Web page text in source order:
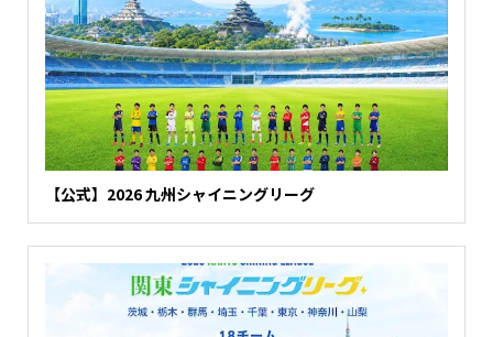
【公式】2026 九州シャイニングリーグ